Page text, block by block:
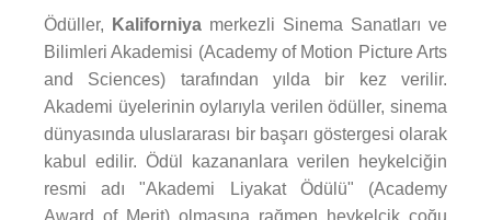
Ödüller, Kaliforniya merkezli Sinema Sanatları ve
Bilimleri Akademisi (Academy of Motion Picture Arts
and Sciences) tarafından yılda bir kez verilir.
Akademi üyelerinin oylarıyla verilen ödüller, sinema
dünyasında uluslararası bir başarı göstergesi olarak
kabul edilir. Ödül kazananlara verilen heykelciğin
resmi adı "Akademi Liyakat Ödülü" (Academy
Award of Merit) olmasına rağmen heykelcik çoğu